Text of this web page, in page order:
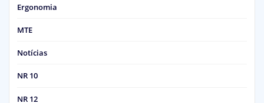
Ergonomia
MTE
Notícias
NR 10
NR 12